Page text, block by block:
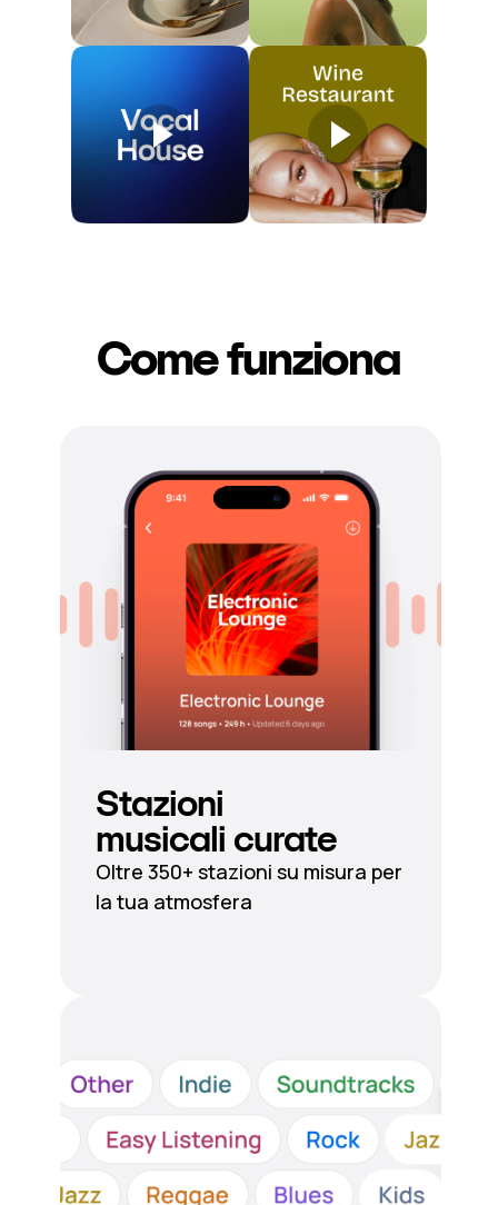
Stazioni
musicali curate
Oltre 350+ stazioni su misura per
la tua atmosfera
Come funziona